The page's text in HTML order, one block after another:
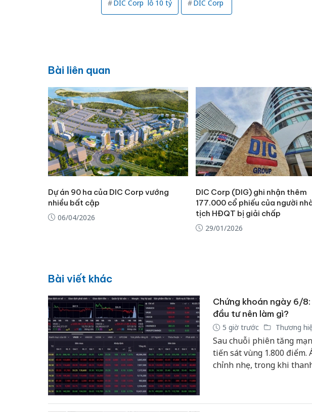
DIC Corp lỗ 10 tỷ DIC Corp
Bài liên quan
Dự án 90 ha của DIC Corp vướng
nhiều bất cập
06/04/2026
DIC Corp (DIG) ghi nhận thêm
177.000 cổ phiếu của người
tịch HĐQT bị giải chấp
29/01/2026
Bài viết khác
Chứng khoán ngày 6/
đầu tư nên làm gì?
5 giờ trước Thương
Sau chuỗi phiên tăng
tiến sát vùng 1.800
chỉnh nhẹ, trong khi